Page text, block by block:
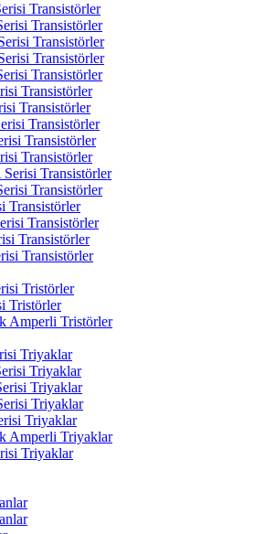
Transistörler
Transistörler
Transistörler
Transistörler
Transistörler
Transistörler
Transistörler
Transistörler
Transistörler
Transistörler
Transistörler
Transistörler
Transistörler
Transistörler
Transistörler
Transistörler
Tristörler
Tristörler
Amperli Tristörler
Triyaklar
Triyaklar
Triyaklar
Triyaklar
Triyaklar
Amperli Triyaklar
Triyaklar